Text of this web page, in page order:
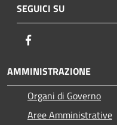
SEGUICI SU
AMMINISTRAZIONE
Organi di Governo
Aree Amministrative